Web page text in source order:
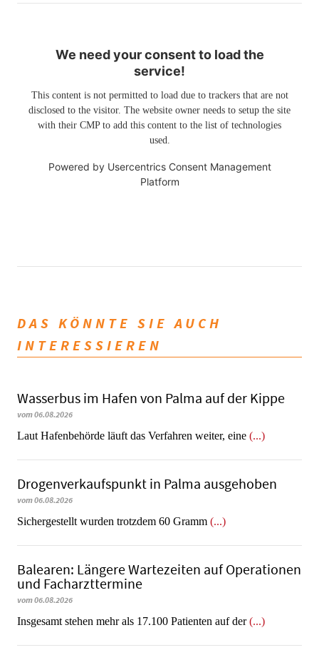
We need your consent to load the
service!
This content is not permitted to load due to trackers that are not
disclosed to the visitor. The website owner needs to setup the site
with their CMP to add this content to the list of technologies
used.
Powered by Usercentrics Consent Management
Platform
DAS KÖNNTE SIE AUCH
INTERESSIEREN
Wasserbus im Hafen von Palma auf der Kippe
vom 06.08.2026
Laut Hafenbehörde läuft das Verfahren weiter, eine (...)
Dro­gen­ver­kaufs­punkt in Palma ausgehoben
vom 06.08.2026
​​​​​​​Sichergestellt wurden trotzdem 60 Gramm (...)
Balearen: Längere Wartezeiten auf Operationen
und Facharzttermine
vom 06.08.2026
Insgesamt stehen mehr als 17.100 Patienten auf der(...)